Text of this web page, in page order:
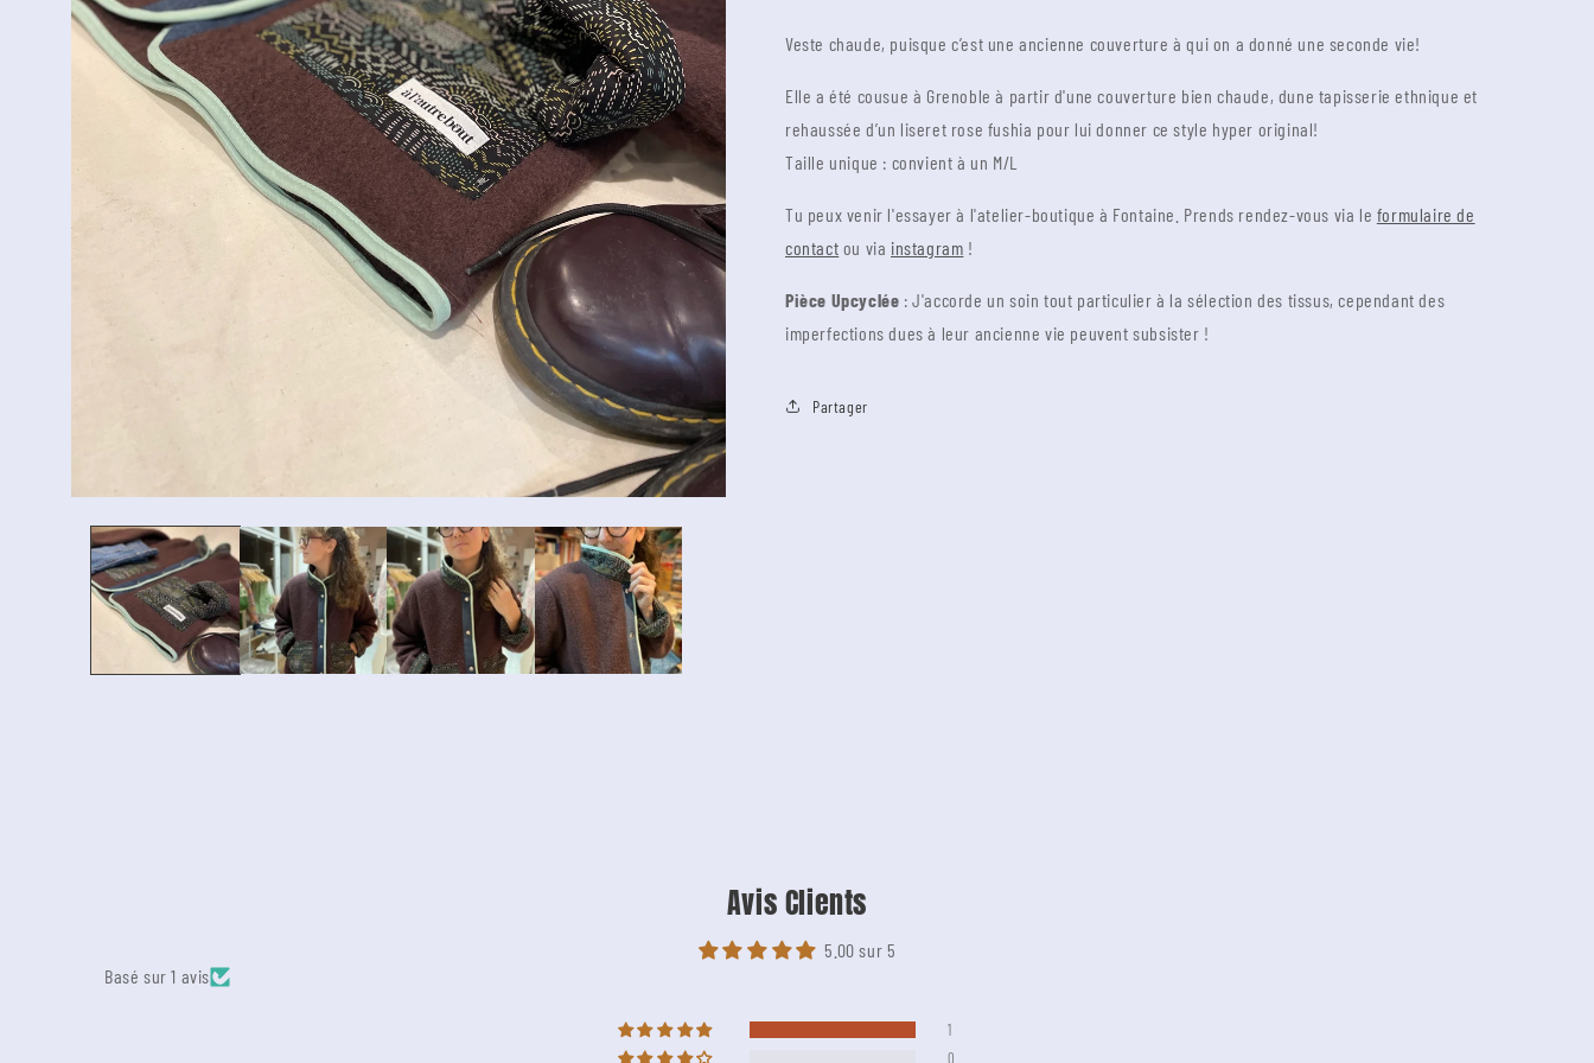
:
violette,
motifs
pastel
:
violette,
motifs
pastel
Veste chaude, puisque c’est une ancienne couverture à qui on a donné une seconde vie!
Elle a été cousue à Grenoble à partir d'une couverture bien chaude, dune tapisserie ethnique et
rehaussée d’un liseret rose fushia pour lui donner ce style hyper original!
Taille unique : convient à un M/L
Tu peux venir l'essayer à l'atelier-boutique à Fontaine. Prends rendez-vous via le formulaire de
contact ou via instagram !
Pièce Upcyclée : J'accorde un soin tout particulier à la sélection des tissus, cependant des
imperfections dues à leur ancienne vie peuvent subsister !
Partager
Avis Clients
5.00 sur 5
Basé sur 1 avis
1
0